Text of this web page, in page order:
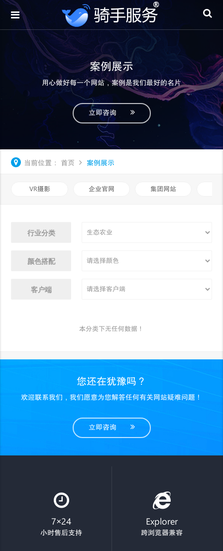
案例展示
用心做好每一个网站，案例是我们最好的名片
立即咨询
当前位置： 首页 案例展示
VR摄影 企业官网 集团网站
行业分类
颜色搭配
客户端
本分类下无任何数据！
您还在犹豫吗？
欢迎联系我们，我们愿意为您解答任何有关网站疑难问题！
立即咨询
7×24
小时售后支持
Explorer
跨浏览器兼容